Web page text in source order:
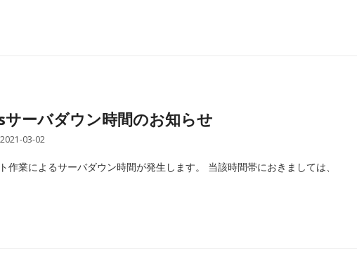
ーバダウン時間のお知らせ
2021-03-02
作業によるサーバダウン時間が発生します。 当該時間帯におきましては、